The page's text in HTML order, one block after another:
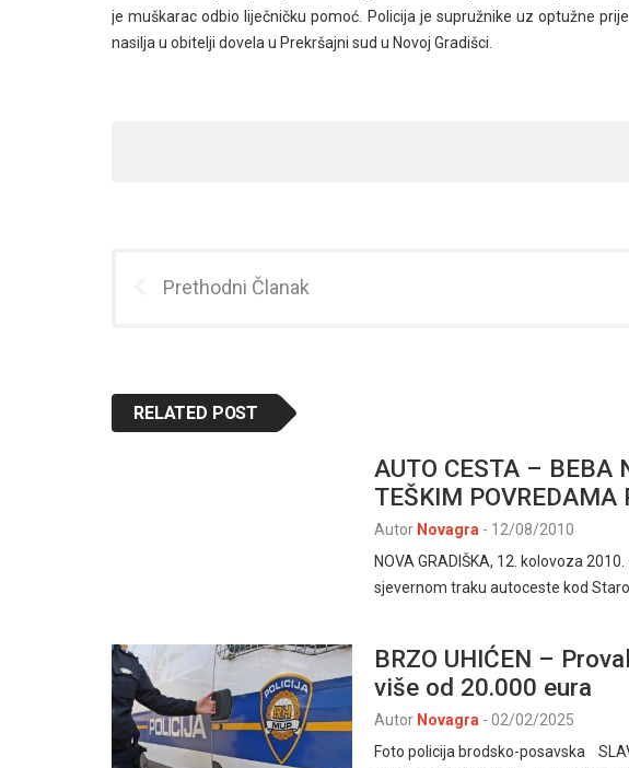
je muškarac odbio liječničku pomoć. Policija je supružnike uz optužne
nasilja u obitelji dovela u Prekršajni sud u Novoj Gradišci.
Prethodni Članak
RELATED POST
AUTO CESTA – BEBA
TEŠKIM POVREDAMA
Autor Novagra - 12/08/2010
NOVA GRADIŠKA, 12. kolovoza
sjevernom traku autoceste kod
BRZO UHIĆEN –
više od 20.000 eura
Autor Novagra - 02/02/2025
Foto policija brodsko-posavska